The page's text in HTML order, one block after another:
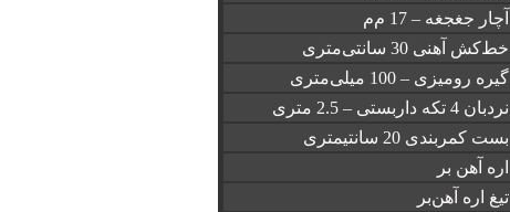
آچار جغجغه – 17 م‌م
خط‌کش آهنی 30 سانتی‌متری
گیره رومیزی – 100 میلی‌متری
نردبان 4 تکه داربستی – 2.5 متری
بست کمربندی 20 سانتیمتری
اره آهن بر
تیغ اره آهن‌بر